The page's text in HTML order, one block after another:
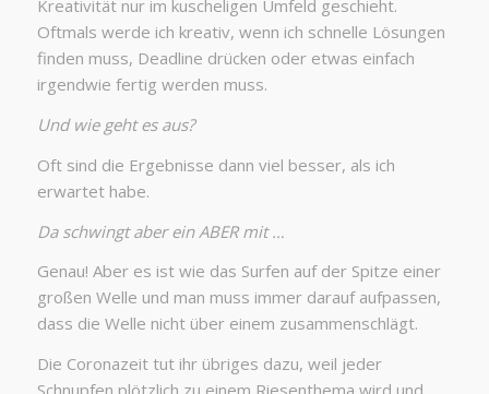
Kreativität nur im kuscheligen Umfeld geschieht.
Oftmals werde ich kreativ, wenn ich schnelle Lösungen
finden muss, Deadline drücken oder etwas einfach
irgendwie fertig werden muss.
Und wie geht es aus?
Oft sind die Ergebnisse dann viel besser, als ich
erwartet habe.
Da schwingt aber ein ABER mit …
Genau! Aber es ist wie das Surfen auf der Spitze einer
großen Welle und man muss immer darauf aufpassen,
dass die Welle nicht über einem zusammenschlägt.
Die Coronazeit tut ihr übriges dazu, weil jeder
Schnupfen plötzlich zu einem Riesenthema wird und